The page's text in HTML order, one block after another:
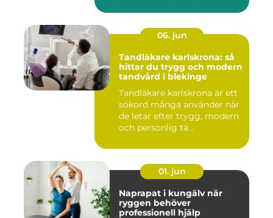
06. jun
Tandläkare karlskrona: så
hittar du trygg och modern
tandvård i blekinge
Tandläkare karlskrona är ett
sökord många använder när
de letar efter trygg, modern
och personlig ta...
01. jun
Naprapat i kungälv när
ryggen behöver
professionell hjälp